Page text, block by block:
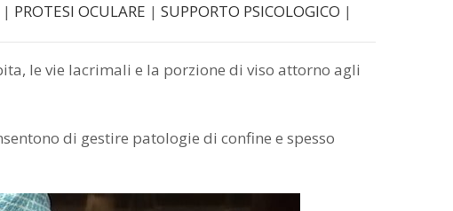
PROTESI OCULARE | SUPPORTO PSICOLOGICO |
le vie lacrimali e la porzione di viso attorno agli
di gestire patologie di confine e spesso